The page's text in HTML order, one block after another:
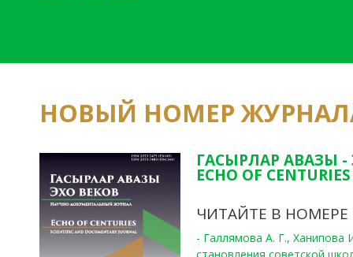
НОВЫЙ НОМЕР
ГАСЫРЛАР АВАЗЫ -
ECHO OF
ЧИТАЙТЕ В НОМЕРЕ
- Галлямова А. Г.,